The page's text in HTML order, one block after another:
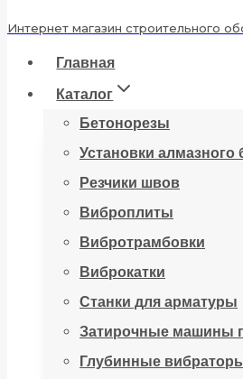
Интернет магазин строительного
Главная
Каталог
Бетонорезы
Установки алмазного
Резчики швов
Виброплиты
Вибротрамбовки
Виброкатки
Станки для арматуры
Затирочные машины
Глубинные